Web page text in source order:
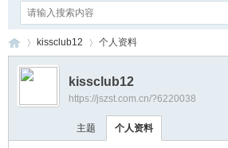
›
kissclub12 个人资料
kissclub12
https://jszst.com.cn/?6220038
主题 个人资料